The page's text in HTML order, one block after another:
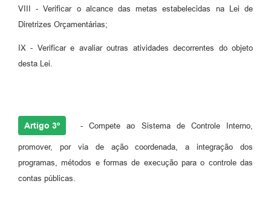
VIII - Verificar o alcance das metas estabelecidas na Lei de
Diretrizes Orçamentárias;
IX - Verificar e avaliar outras atividades decorrentes do objeto
desta Lei.
Artigo 3º - Compete ao Sistema de Controle Interno,
promover, por via de ação coordenada, a integração dos
programas, métodos e formas de execução para o controle das
contas públicas.